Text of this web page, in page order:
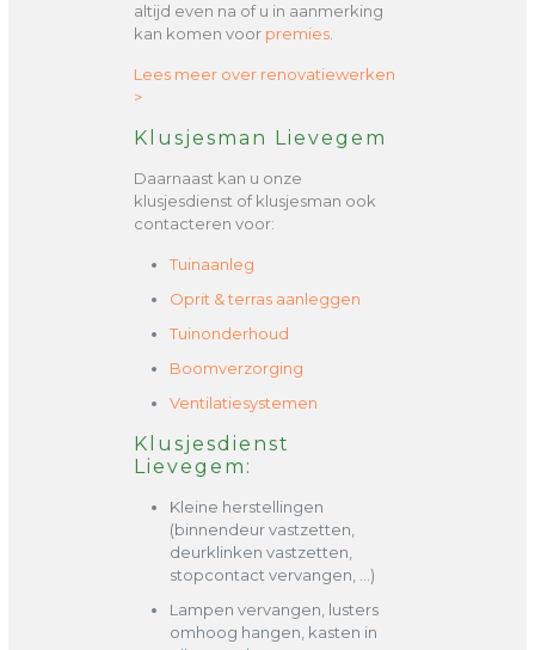
altijd even na of u in aanmerking
kan komen voor premies.
Lees meer over renovatiewerken
>
Klusjesman Lievegem
Daarnaast kan u onze
klusjesdienst of klusjesman ook
contacteren voor:
Tuinaanleg
Oprit & terras aanleggen
Tuinonderhoud
Boomverzorging
Ventilatiesystemen
Klusjesdienst
Lievegem:
Kleine herstellingen
(binnendeur vastzetten,
deurklinken vastzetten,
stopcontact vervangen, …)
Lampen vervangen, lusters
omhoog hangen, kasten in